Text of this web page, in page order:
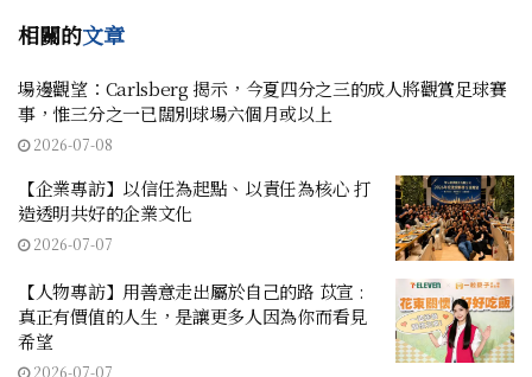
相關的文章
場邊觀望：Carlsberg 揭示，今夏四分之三的成人將觀賞足球賽
事，惟三分之一已闊別球場六個月或以上
2026-07-08
【企業專訪】以信任為起點、以責任為核心 打
造透明共好的企業文化
2026-07-07
【人物專訪】用善意走出屬於自己的路 苡宣 :
真正有價值的人生，是讓更多人因為你而看見
希望
2026-07-07